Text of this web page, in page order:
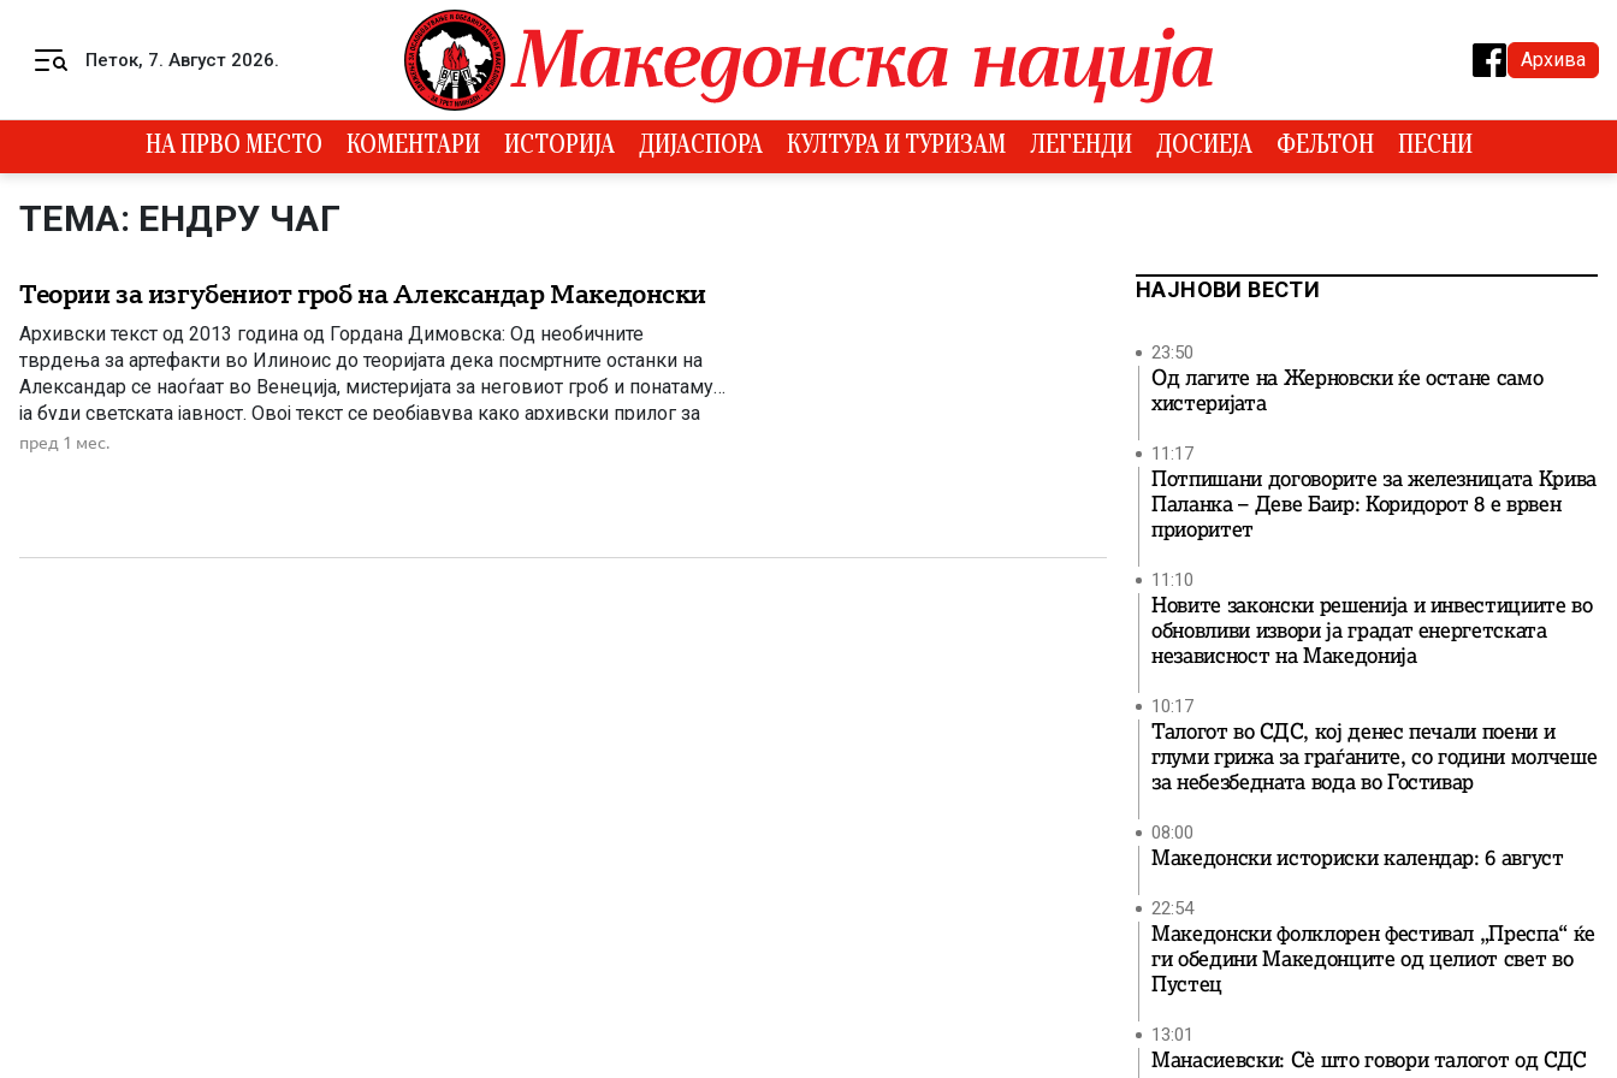
Петок, 7. Август 2026. Архива
НА ПРВО МЕСТО КОМЕНТАРИ ИСТОРИЈА ДИЈАСПОРА КУЛТУРА И ТУРИЗАМ ЛЕГЕНДИ ДОСИЕЈА ФЕЉТОН ПЕСНИ
ТЕМА: ЕНДРУ ЧАГ
Теории за изгубениот гроб на Александар Македонски
Архивски текст од 2013 година од Гордана Димовска: Од необичните
тврдења за артефакти во Илиноис до теоријата дека посмртните останки на
Александар се наоѓаат во Венеција, мистеријата за неговиот гроб и понатаму
ја буди светската јавност. Овој текст се реобјавува како архивски прилог за
една од најголемите историски и археолошки мистерии поврзани со
пред 1 мес.
НАЈНОВИ ВЕСТИ
23:50
Од лагите на Жерновски ќе остане само
хистеријата
11:17
Потпишани договорите за железницата Крива
Паланка – Деве Баир: Коридорот 8 е врвен
приоритет
11:10
Новите законски решенија и инвестициите во
обновливи извори ја градат енергетската
независност на Македонија
10:17
Талогот во СДС, кој денес печали поени и
глуми грижа за граѓаните, со години молчеше
за небезбедната вода во Гостивар
08:00
Македонски историски календар: 6 август
22:54
Македонски фолклорен фестивал „Преспа“ ќе
ги обедини Македонците од целиот свет во
Пустец
13:01
Манасиевски: Сè што говори талогот од СДС